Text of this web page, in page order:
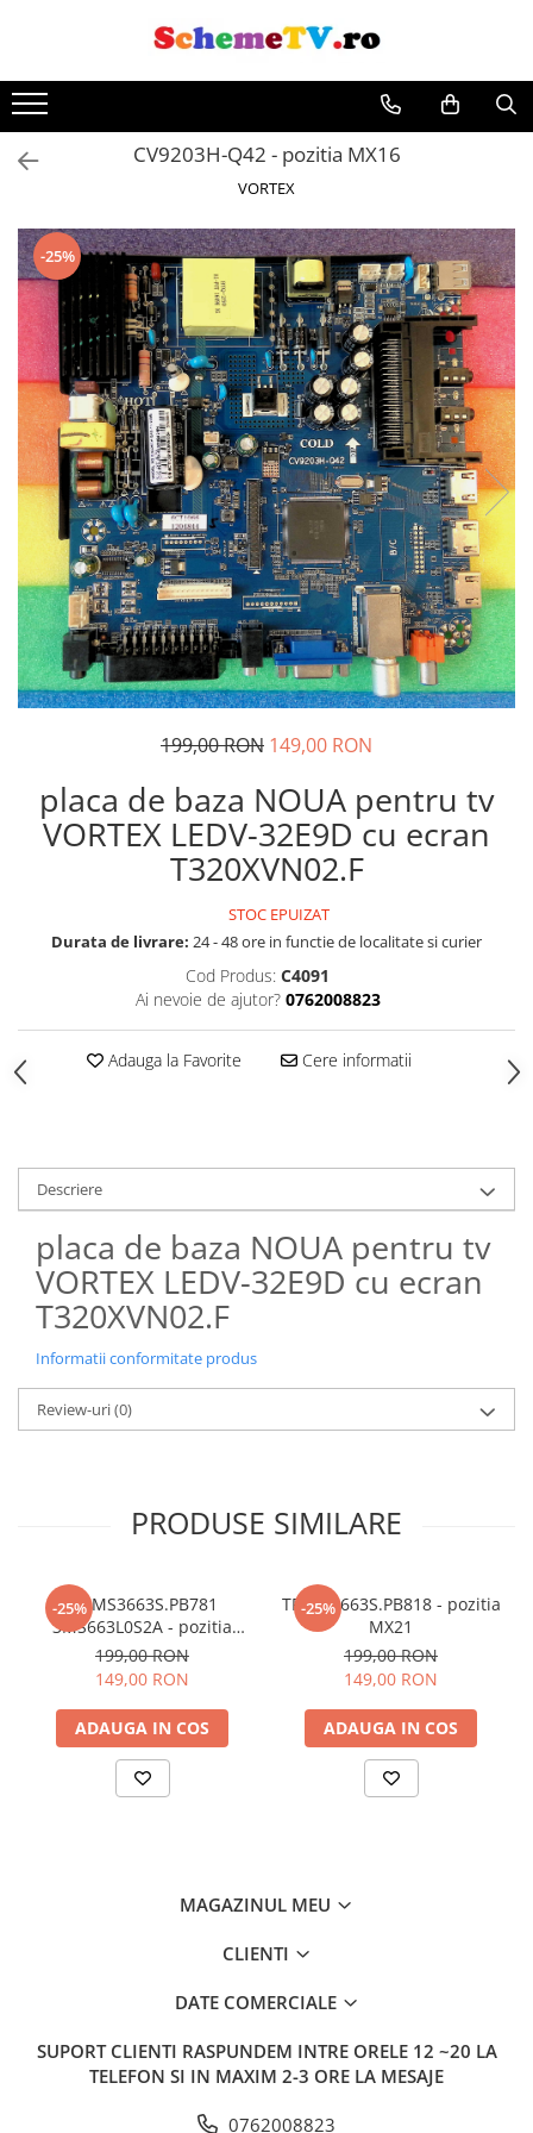
CV9203H-Q42 - pozitia MX16
VORTEX
-25%
199,00 RON 149,00 RON
placa de baza NOUA pentru tv
VORTEX LEDV-32E9D cu ecran
T320XVN02.F
STOC EPUIZAT
Durata de livrare: 24 - 48 ore in functie de localitate si curier
Cod Produs: C4091
Ai nevoie de ajutor? 0762008823
Adauga la Favorite Cere informatii
Descriere
placa de baza NOUA pentru tv
VORTEX LEDV-32E9D cu ecran
T320XVN02.F
Informatii conformitate produs
Review-uri(0)
PRODUSE SIMILARE
-25%TP.MS3663S.PB781
3MS663L0S2A - pozitia
MX22
199,00 RON
149,00 RON
ADAUGA IN COS
-25%
TP.MS3663S.PB818 - pozitia
MX21
199,00 RON
149,00 RON
ADAUGA IN COS
MAGAZINUL MEU
CLIENTI
DATE COMERCIALE
SUPORT CLIENTI RASPUNDEM INTRE ORELE 12 ~20 LA
TELEFON SI IN MAXIM 2-3 ORE LA MESAJE
0762008823